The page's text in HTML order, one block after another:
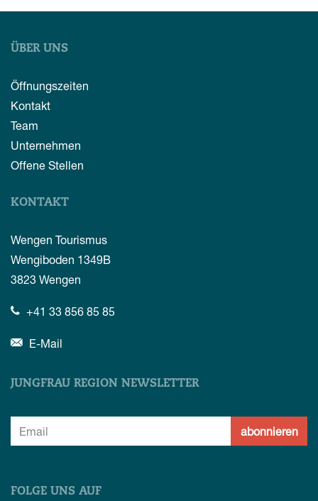
ÜBER UNS
Öffnungszeiten
Kontakt
Team
Unternehmen
Offene Stellen
KONTAKT
Wengen Tourismus
Wengiboden 1349B
3823 Wengen
+41 33 856 85 85
E-Mail
JUNGFRAU REGION NEWSLETTER
abonnieren
FOLGE UNS AUF